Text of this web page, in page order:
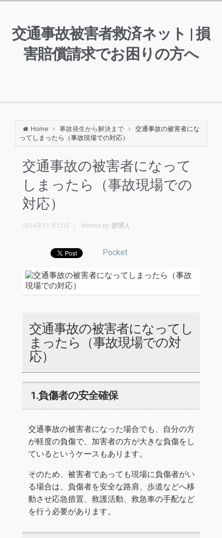
交通事故被害者救済ネット | 損
害賠償請求でお困りの方へ
Home 事故発生から解決まで
交通事故の被害者にな
ってしまったら（事故現場での対応）
交通事故の被害者になって
しまったら（事故現場での
対応）
2014年11月12日 Written by 管理人
Pocket
交通事故の被害者になってし
まったら（事故現場での対
応）
1.負傷者の安全確保
交通事故の被害者になった場合でも、自分の方
が軽度の負傷で、加害者の方が大きな負傷をし
ているというケースもあります。
そのため、被害者であっても現場に負傷者がい
る場合は、負傷者を安全な路肩、歩道などへ移
動させ応急措置、救護活動、救急車の手配など
を行う必要があります。